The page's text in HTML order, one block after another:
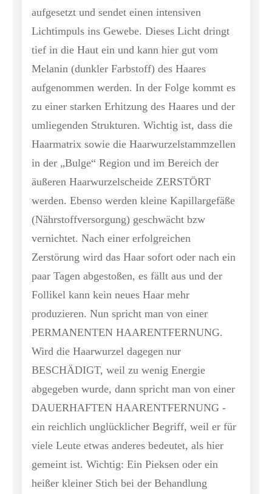
aufgesetzt und sendet einen intensiven
Lichtimpuls ins Gewebe. Dieses Licht dringt
tief in die Haut ein und kann hier gut vom
Melanin (dunkler Farbstoff) des Haares
aufgenommen werden. In der Folge kommt es
zu einer starken Erhitzung des Haares und der
umliegenden Strukturen. Wichtig ist, dass die
Haarmatrix sowie die Haarwurzelstammzellen
in der „Bulge“ Region und im Bereich der
äußeren Haarwurzelscheide ZERSTÖRT
werden. Ebenso werden kleine Kapillargefäße
(Nährstoffversorgung) geschwächt bzw
vernichtet. Nach einer erfolgreichen
Zerstörung wird das Haar sofort oder nach ein
paar Tagen abgestoßen, es fällt aus und der
Follikel kann kein neues Haar mehr
produzieren. Nun spricht man von einer
PERMANENTEN HAARENTFERNUNG.
Wird die Haarwurzel dagegen nur
BESCHÄDIGT, weil zu wenig Energie
abgegeben wurde, dann spricht man von einer
DAUERHAFTEN HAARENTFERNUNG -
ein reichlich unglücklicher Begriff, weil er für
viele Leute etwas anderes bedeutet, als hier
gemeint ist. Wichtig: Ein Pieksen oder ein
heißer kleiner Stich bei der Behandlung